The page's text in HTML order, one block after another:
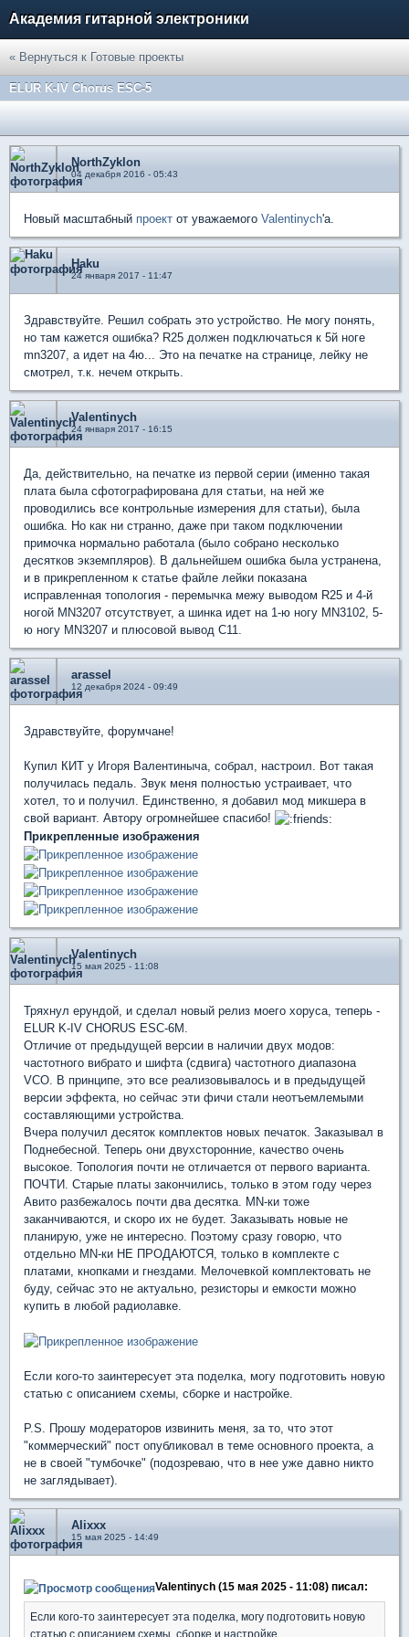
Академия гитарной электроники
« Вернуться к Готовые проекты
ELUR K-IV Chorus ESC-5
NorthZyklon
04 декабря 2016 - 05:43
Новый масштабный проект от уважаемого Valentinych'a.
Haku
24 января 2017 - 11:47
Здравствуйте. Решил собрать это устройство. Не могу понять,
но там кажется ошибка? R25 должен подключаться к 5й ноге
mn3207, а идет на 4ю... Это на печатке на странице, лейку не
смотрел, т.к. нечем открыть.
Valentinych
24 января 2017 - 16:15
Да, действительно, на печатке из первой серии (именно такая
плата была сфотографирована для статьи, на ней же
проводились все контрольные измерения для статьи), была
ошибка. Но как ни странно, даже при таком подключении
примочка нормально работала (было собрано несколько
десятков экземпляров). В дальнейшем ошибка была устранена,
и в прикрепленном к статье файле лейки показана
исправленная топология - перемычка межу выводом R25 и 4-й
ногой MN3207 отсутствует, а шинка идет на 1-ю ногу MN3102, 5-
ю ногу MN3207 и плюсовой вывод С11.
arassel
12 декабря 2024 - 09:49
Здравствуйте, форумчане!
Купил КИТ у Игоря Валентиныча, собрал, настроил. Вот такая
получилась педаль. Звук меня полностью устраивает, что
хотел, то и получил. Единственно, я добавил мод микшера в
свой вариант. Автору огромнейшее спасибо!
Прикрепленные изображения
Valentinych
15 мая 2025 - 11:08
Тряхнул ерундой, и сделал новый релиз моего хоруса, теперь -
ELUR K-IV CHORUS ESC-6M.
Отличие от предыдущей версии в наличии двух модов:
частотного вибрато и шифта (сдвига) частотного диапазона
VCO. В принципе, это все реализовывалось и в предыдущей
версии эффекта, но сейчас эти фичи стали неотъемлемыми
составляющими устройства.
Вчера получил десяток комплектов новых печаток. Заказывал в
Поднебесной. Теперь они двухсторонние, качество очень
высокое. Топология почти не отличается от первого варианта.
ПОЧТИ. Старые платы закончились, только в этом году через
Авито разбежалось почти два десятка. MN-ки тоже
заканчиваются, и скоро их не будет. Заказывать новые не
планирую, уже не интересно. Поэтому сразу говорю, что
отдельно MN-ки НЕ ПРОДАЮТСЯ, только в комплекте с
платами, кнопками и гнездами. Мелочевкой комплектовать не
буду, сейчас это не актуально, резисторы и емкости можно
купить в любой радиолавке.
Если кого-то заинтересует эта поделка, могу подготовить новую
статью с описанием схемы, сборке и настройке.
P.S. Прошу модераторов извинить меня, за то, что этот
"коммерческий" пост опубликовал в теме основного проекта, а
не в своей "тумбочке" (подозреваю, что в нее уже давно никто
не заглядывает).
Alixxx
15 мая 2025 - 14:49
Valentinych (15 мая 2025 - 11:08) писал:
Если кого-то заинтересует эта поделка, могу подготовить новую
статью с описанием схемы, сборке и настройке.